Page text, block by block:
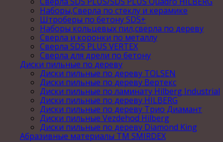
Наборы,Сверла по стеклу и керамике
Штроберы по бетону SDS+
Наборы кольцевых пил,сверла по дереву
Сверла и коронки по металлу
Сверла SDS PLUS VERTEX
Сверла для дрели по бетону
Диски пильные по дереву
Диски пильные по дереву TOLSEN
Диски пильные по дереву Вертекс
Диски пильные по ламинату Hilberg Industrial
Диски пильные по дереву HILBERG
Диски пильные по дереву Трио Диамант
Диски пильные Vezdehod Hilberg
Диски пильные по дереву Diamond King
Абразивные материалы ТМ SMIRDEX